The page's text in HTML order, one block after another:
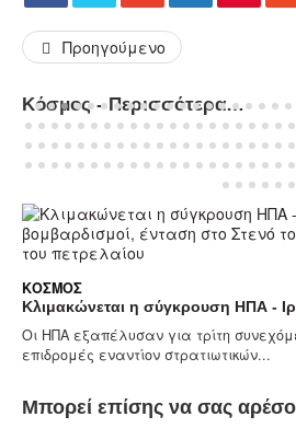
Προηγούμενο
Κόσμος - Περισσότερα Άρθρα...
ΚΌΣΜΟΣ
Κλιμακώνεται η σύγκρουση ΗΠΑ -
Οι ΗΠΑ εξαπέλυσαν για τρίτη
επιδρομές εναντίον στρατιωτικών...
Μπορεί επίσης να σας